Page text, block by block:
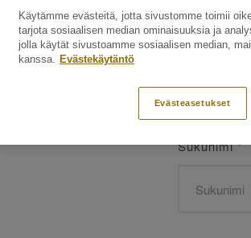
Etunimi*
Sukunimi*
Käytämme evästeitä, jotta sivustomme toimii
tarjota sosiaalisen median ominaisuuksia ja
jolla käytät sivustoamme sosiaalisen median,
kanssa. Evästekäytäntö
Evästeasetukset